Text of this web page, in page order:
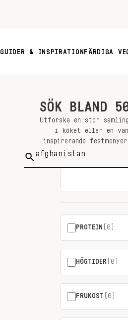
GUIDER & INSPIRATION FÄRDIGA
SÖK BLAND
Utforska en stor
i köket eller en
inspirerande
Sök
PROTEIN (0)
HÖGTIDER(0)
FRUKOST (0)